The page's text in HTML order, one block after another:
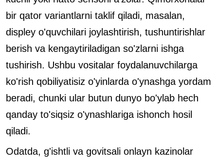
bir qator variantlarni taklif qiladi, masalan,
displey o'quvchilari joylashtirish, tushuntirishlar
berish va kengaytiriladigan so'zlarni ishga
tushirish. Ushbu vositalar foydalanuvchilarga
ko'rish qobiliyatisiz o'yinlarda o'ynashga yordam
beradi, chunki ular butun dunyo bo'ylab hech
qanday to'siqsiz o'ynashlariga ishonch hosil
qiladi.
Odatda, g'ishtli va govitsali onlayn kazinolar